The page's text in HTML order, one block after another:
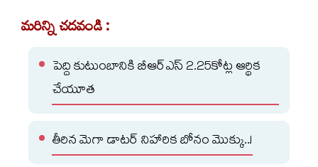
మరిన్ని చదవండి :
పెద్ది కుటుంబానికి బీఆర్ఎస్ 2.25కోట్ల ఆర్థిక
చేయూత
తీరిన మెగా డాటర్ నిహారిక బోనం మొక్కు..!